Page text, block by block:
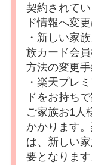
契約されて
ド情報へ変
・新しい家
族カード会
方法の変更
・楽天プレ
ドをお持ち
ご家族お1人
かかります
は、新しい
要となります